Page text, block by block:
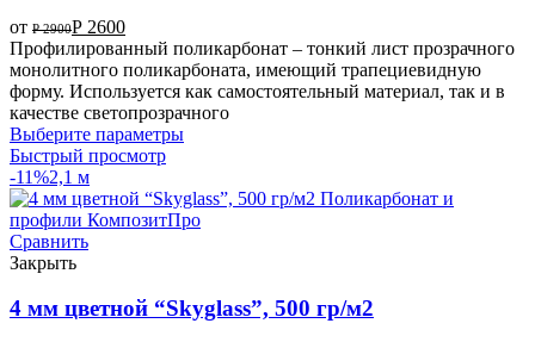
от Р2900Р 2600
Профилированный поликарбонат – тонкий лист прозрачного
монолитного поликарбоната, имеющий трапециевидную
форму. Используется как самостоятельный материал, так и в
качестве светопрозрачного
Выберите параметры
Быстрый просмотр
-11%2,1 м
Сравнить
Закрыть
4 мм цветной “Skyglass”, 500 гр/м2